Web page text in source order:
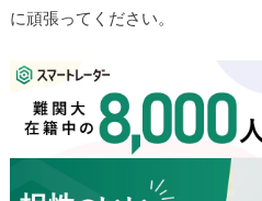
に頑張ってください。